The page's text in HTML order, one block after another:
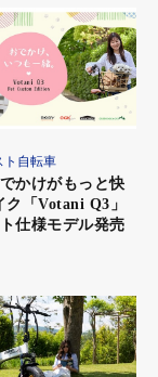
ト自転車
かけがもっと快
「Votani Q3」
仕様モデル発売